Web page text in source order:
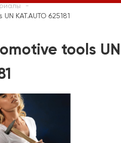
KAT.AUTO 625181
tools UN